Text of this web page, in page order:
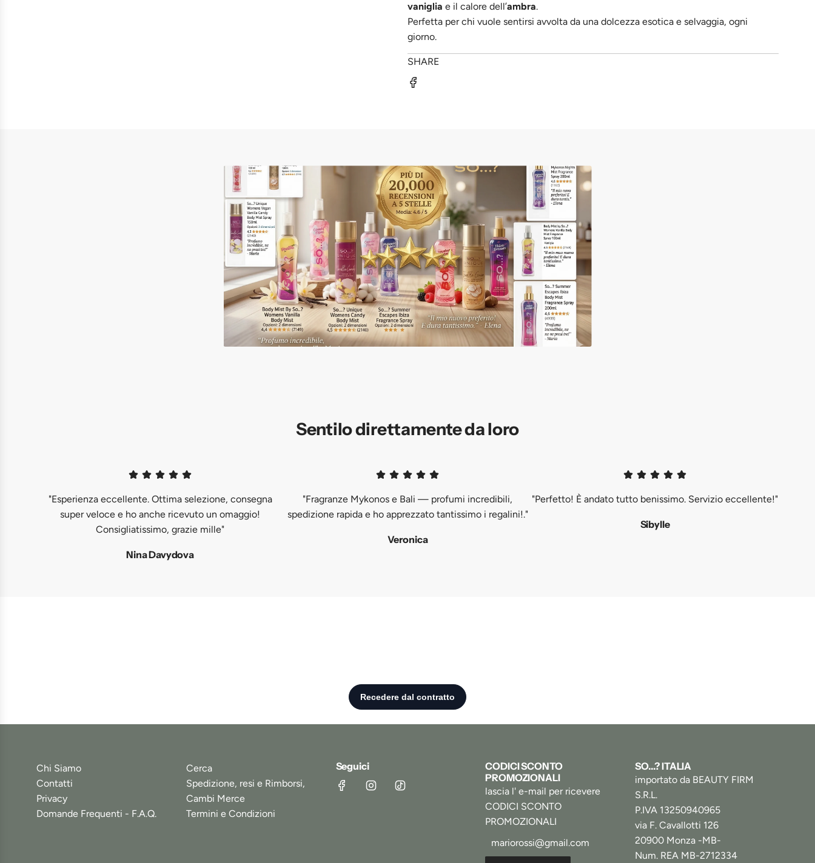
vaniglia e il calore dell’ambra.
Perfetta per chi vuole sentirsi avvolta da una dolcezza esotica e selvaggia, ogni
giorno.
SHARE
Sentilo direttamente da loro
"Esperienza eccellente. Ottima selezione, consegna
super veloce e ho anche ricevuto un omaggio!
Consigliatissimo, grazie mille"
Nina Davydova
"Fragranze Mykonos e Bali — profumi incredibili,
spedizione rapida e ho apprezzato tantissimo i regalini!."
Veronica
"Perfetto! È andato tutto benissimo. Servizio eccellente!"
Sibylle
Chi Siamo
Contatti
Privacy
Domande Frequenti - F.A.Q.
Cerca
Spedizione, resi e Rimborsi,
Cambi Merce
Termini e Condizioni
Seguici
CODICI SCONTO
PROMOZIONALI
lascia l' e-mail per ricevere
CODICI SCONTO
PROMOZIONALI
SO...? ITALIA
importato da BEAUTY FIRM
S.R.L.
P.IVA 13250940965
via F. Cavallotti 126
20900 Monza -MB-
Num. REA MB-2712334